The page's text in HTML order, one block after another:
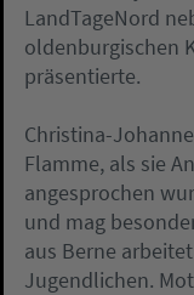
LandTageNord
oldenburgischen
präsentierte.
Christina-
Flamme, als sie
angesprochen
und mag
aus Berne
Jugendlichen.